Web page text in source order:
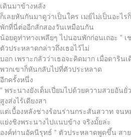
เดินมาข้างหลัง
ก็เลยหันกันมาดูว่าเป็นใคร เมย์ไม่เป็นอะไ
พักที่นี่ต่ออีกสักสองวันเหมือนกัน
น้อยดูท่าทางเพลียๆ ไปนอนพักก่อนเถอะ ”
ตัวประหลาดกล่าวถึงเธอไว้ไม่
บอก เพราะกลัวว่าเธอจะคิดมาก เมื่อดาริน
พวกเขาก็หันกลับไปที่ตัวประหลาด
อีกครั้งหนึ่ง
” พระนางยังเต็มเปี่ยมไปด้วยความสวยอัน
สูงส่งไร้เดียงสา
แต่เบื้องหลังช่างร้อนร่านกระสันสวาท จน
แย่งชิงพระนางไปแนบข้าง จริงมั้ยล่ะ
องค์ท่านอัคนีรุทธ์ ” ตัวประหลาดพูดขึ้น สา